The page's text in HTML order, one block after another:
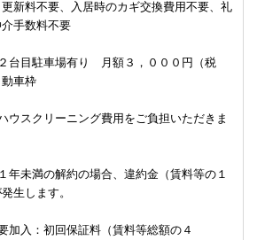
新料不要、入居時のカギ交換費用不要、礼
手数料不要
台目駐車場有り 月額３，０００円（税
車枠
ウスクリーニング費用をご負担いただきま
年未満の解約の場合、違約金（賃料等の１
生します。
加入：初回保証料（賃料等総額の４